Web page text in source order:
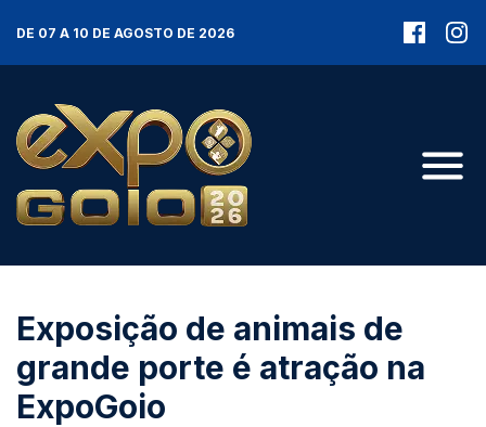
DE 07 A 10 DE AGOSTO DE 2026
Exposição de animais de
grande porte é atração na
ExpoGoio